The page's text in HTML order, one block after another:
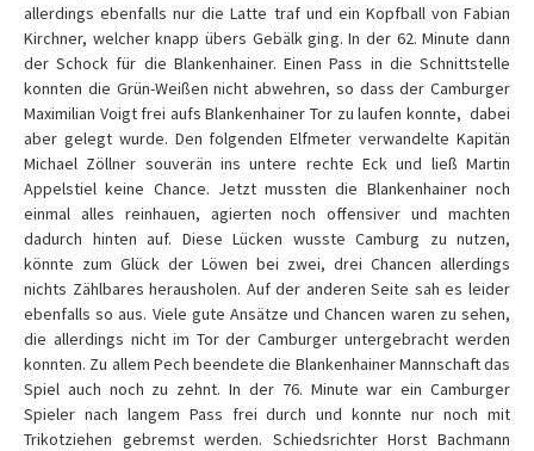
allerdings ebenfalls nur die Latte traf und ein Kopfball von Fabian
Kirchner, welcher knapp übers Gebälk ging. In der 62. Minute dann
der Schock für die Blankenhainer. Einen Pass in die Schnittstelle
konnten die Grün-Weißen nicht abwehren, so dass der Camburger
Maximilian Voigt frei aufs Blankenhainer Tor zu laufen konnte, dabei
aber gelegt wurde. Den folgenden Elfmeter verwandelte Kapitän
Michael Zöllner souverän ins untere rechte Eck und ließ Martin
Appelstiel keine Chance. Jetzt mussten die Blankenhainer noch
einmal alles reinhauen, agierten noch offensiver und machten
dadurch hinten auf. Diese Lücken wusste Camburg zu nutzen,
könnte zum Glück der Löwen bei zwei, drei Chancen allerdings
nichts Zählbares herausholen. Auf der anderen Seite sah es leider
ebenfalls so aus. Viele gute Ansätze und Chancen waren zu sehen,
die allerdings nicht im Tor der Camburger untergebracht werden
konnten. Zu allem Pech beendete die Blankenhainer Mannschaft das
Spiel auch noch zu zehnt. In der 76. Minute war ein Camburger
Spieler nach langem Pass frei durch und konnte nur noch mit
Trikotziehen gebremst werden. Schiedsrichter Horst Bachmann